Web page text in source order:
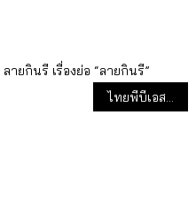
ลายกินรี เรื่องย่อ “ลายกินรี”
ไทยพีบีเอสส่งละครเรื่องใหม่ “ณ ขณะเหงา (The Broken Us)”